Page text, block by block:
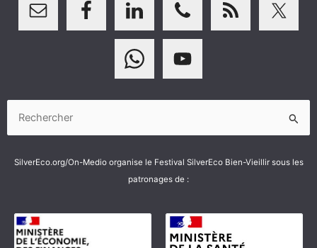
SilverEco.org/On-Medio organise le Festival SilverEco Bien-Vieillir sous les
patronages de :